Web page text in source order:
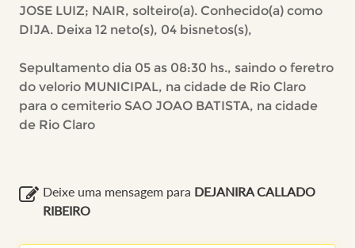
JOSE LUIZ; NAIR, solteiro(a). Conhecido(a) como
DIJA. Deixa 12 neto(s), 04 bisnetos(s),
Sepultamento dia 05 as 08:30 hs., saindo o feretro
do velorio MUNICIPAL, na cidade de Rio Claro
para o cemiterio SAO JOAO BATISTA, na cidade
de Rio Claro
Deixe uma mensagem para DEJANIRA CALLADO
RIBEIRO